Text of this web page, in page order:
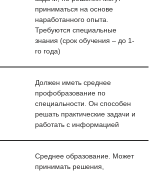
приниматься на основе
наработанного опыта.
Требуются специальные
знания (срок обучения – до 1-
го года)
Должен иметь среднее
профобразование по
специальности. Он способен
решать практические задачи и
работать с информацией
Среднее образование. Может
принимать решения,